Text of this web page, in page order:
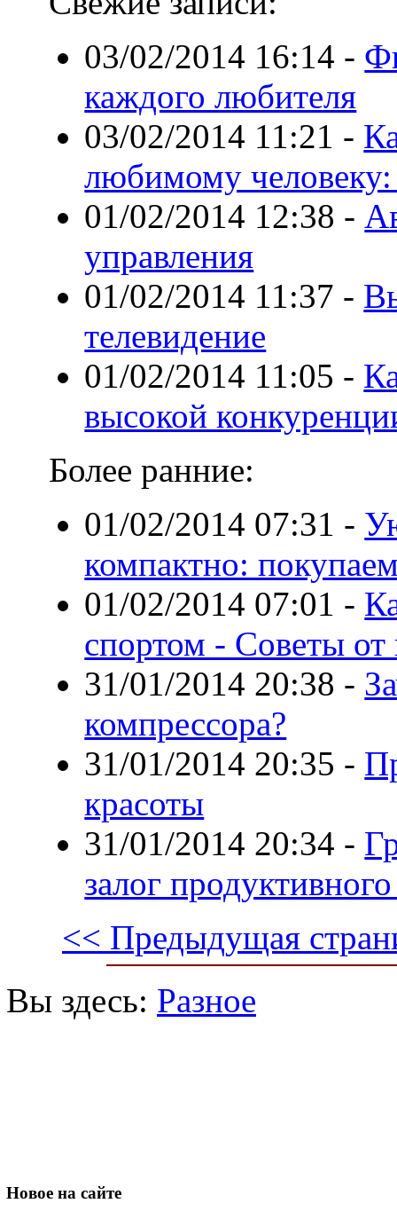
03/02/2014 16:14 -
каждого любителя
03/02/2014 11:21 -
любимому человеку:
01/02/2014 12:38 -
управления
01/02/2014 11:37 -
телевидение
01/02/2014 11:05 -
высокой
Более ранние:
01/02/2014 07:31 -
компактно:
01/02/2014 07:01 -
спортом - Советы
31/01/2014 20:38 -
компрессора?
31/01/2014 20:35 -
красоты
31/01/2014 20:34 -
залог продуктивного
<< Предыдущая
Вы здесь: Разное
Новое на сайте